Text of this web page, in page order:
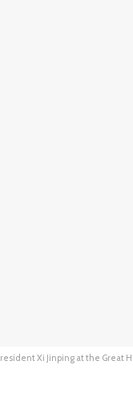
Xi Jinping at the Great